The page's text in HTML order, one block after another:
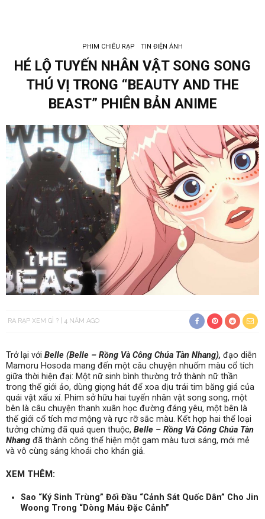
PHIM CHIẾU RẠP TIN ĐIỆN ẢNH
HÉ LỘ TUYẾN NHÂN VẬT SONG SONG
THÚ VỊ TRONG “BEAUTY AND THE
BEAST” PHIÊN BẢN ANIME
RA RẠP XEM GÌ ? 4 NĂM AGO
Trở lại với Belle (Belle – Rồng Và Công Chúa Tàn Nhang), đạo diễn
Mamoru Hosoda mang đến một câu chuyện nhuốm màu cổ tích
giữa thời hiện đại: Một nữ sinh bình thường trở thành nữ thần
trong thế giới ảo, dùng giọng hát để xoa dịu trái tim băng giá của
quái vật xấu xí. Phim sở hữu hai tuyến nhân vật song song, một
bên là câu chuyện thanh xuân học đường đáng yêu, một bên là
thế giới cổ tích mơ mộng và rực rỡ sắc màu. Kết hợp hai thể loại
tưởng chừng đã quá quen thuộc, Belle – Rồng Và Công Chúa Tàn
Nhang đã thành công thể hiện một gam màu tươi sáng, mới mẻ
và vô cùng sảng khoái cho khán giả.
XEM THÊM:
Sao “Ký Sinh Trùng” Đối Đầu “Cảnh Sát Quốc Dân” Cho Jin
Woong Trong “Dòng Máu Đặc Cảnh”